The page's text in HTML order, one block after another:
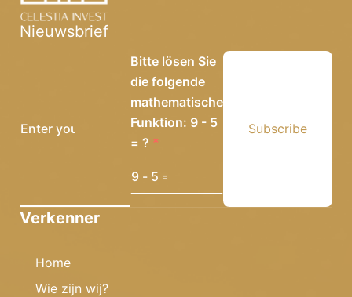
Nieuwsbrief
Bitte lösen Sie
die folgende
mathematische
Funktion: 9 - 5
= ?
Subscribe
Verkenner
Home
Wie zijn wij?